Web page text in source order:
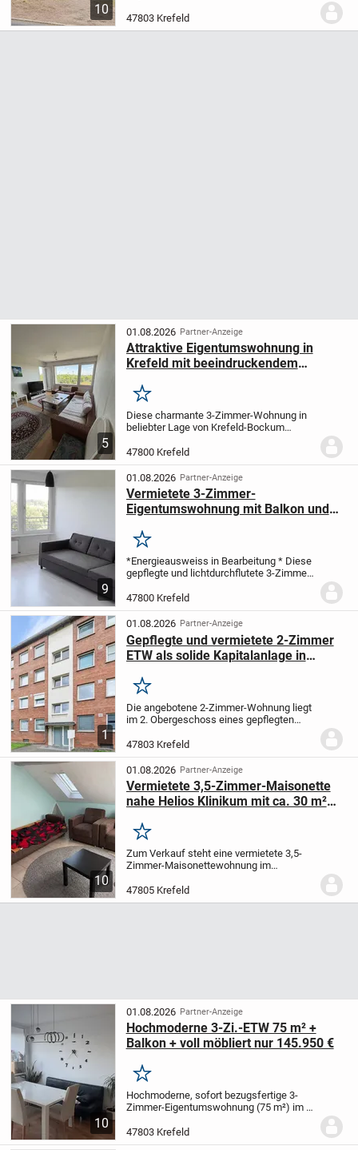
10
Zuhause! Diese stilvolle
Maisonettewohnung vereint großzügiges
47803 Krefeld
5
01.08.2026 Partner-Anzeige
Attraktive Eigentumswohnung in
Krefeld mit beeindruckendem
Merken
Diese charmante 3-Zimmer-Wohnung in
beliebter Lage von Krefeld-Bockum
Hauch von Höhenluft. In der 6. Etage
eines gepflegten Mehrfamilienhauses mit
insgesamt 7...
47800 Krefeld
9
01.08.2026 Partner-Anzeige
Vermietete 3-Zimmer-
Eigentumswohnung mit Balkon und
Perspektive
Merken
*Energieausweiss in Bearbeitung * Diese
gepflegte und lichtdurchflutete 3-Zimmer-
einer modernisierten Wohnanlage
überzeugt durch einen durchdachten
Grundriss und...
47800 Krefeld
1
01.08.2026 Partner-Anzeige
Gepflegte und vermietete 2-Zimmer
ETW als solide Kapitalanlage in
Merken
Die angebotene 2-Zimmer-Wohnung liegt
im 2. Obergeschoss eines gepflegten
Auf einer Wohnfläche von ca. 47,11 m²
bietet sie eine praktische Raumaufteilung
und...
47803 Krefeld
10
01.08.2026 Partner-Anzeige
Vermietete 3,5-Zimmer-Maisonette
nahe Helios Klinikum mit ca. 30 m²
Merken
Zum Verkauf steht eine vermietete 3,5-
Zimmer-Maisonettewohnung im
errichteten Mehrfamilienhauses in
Krefeld-Dießem/Lehmheide.Die Wohnung
47805 Krefeld
10
01.08.2026 Partner-Anzeige
Hochmoderne 3-Zi.-ETW 75 m² +
Balkon + voll möbliert nur 145.950 €
Merken
Hochmoderne, sofort bezugsfertige 3-
Zimmer-Eigentumswohnung (75 m²) im 7.
geschossigen Mehrfamilienhauses
(Baujahr 1977) in Krefeld,
47803 Krefeld